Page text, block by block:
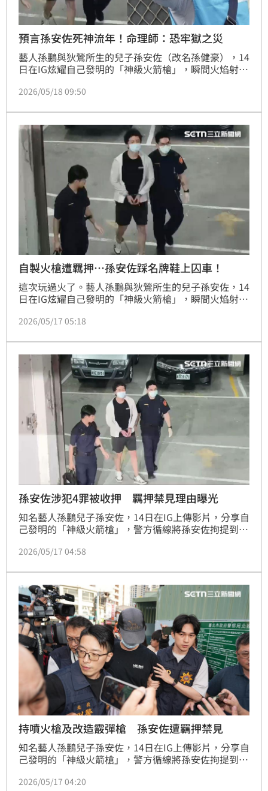
預言孫安佐死神流年！命理師：恐牢獄之災
藝人孫鵬與狄鶯所生的兒子孫安佐（改名孫健豪），14
日在IG炫耀自己發明的「神級火箭槍」，瞬間火焰射程
改造霰彈槍，成法院裁定羈押禁見的重要原因。士林地
2個月。對此，命理師李靜唯表示，早在2024年分析孫
安佐的命盤時，預知他今年會走「死神」流年。
2026/05/18 09:50
自製火槍遭羈押…孫安佐踩名牌鞋上囚車！
這次玩過火了。藝人孫鵬與狄鶯所生的兒子孫安佐，14
日在IG炫耀自己發明的「神級火箭槍」，瞬間火焰射程
一把模擬槍及改造霰彈槍，也成了法院裁定羈押禁見的
腳踩名牌鞋，一身輕便運動服裝，在警方戒護下，上了
囚車，為自己的失控行為付出代價。
2026/05/17 05:18
孫安佐涉犯4罪被收押 羈押禁見理由曝光
知名藝人孫鵬兒子孫安佐，14日在IG上傳影片，分享自
己發明的「神級火箭槍」，警方循線將孫安佐拘提到
安佐涉犯槍砲罪，而且有逃亡、滅證、勾串及反覆實施
羈押。
2026/05/17 04:58
持噴火槍及改造霰彈槍 孫安佐遭羈押禁見
知名藝人孫鵬兒子孫安佐，14日在IG上傳影片，分享自
己發明的「神級火箭槍」，警方循線將孫安佐拘提到
安佐涉犯槍砲罪，而且有逃亡、滅證、勾串及反覆實施
2026/05/17 04:20